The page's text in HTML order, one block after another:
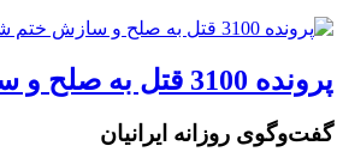
پرونده 3100 قتل به صلح و سازش ختم شد
گفت‌وگوی روزانه ایرانیان